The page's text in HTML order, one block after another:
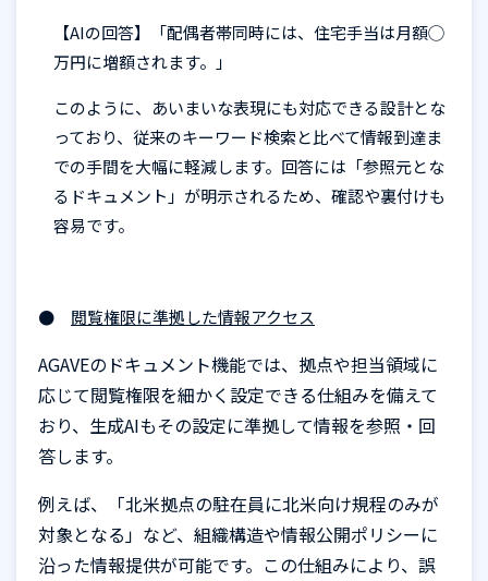
【AIの回答】「配偶者帯同時には、住宅手当は月額◯
万円に増額されます。」
このように、あいまいな表現にも対応できる設計とな
っており、従来のキーワード検索と比べて情報到達ま
での手間を大幅に軽減します。回答には「参照元とな
るドキュメント」が明示されるため、確認や裏付けも
容易です。
● 閲覧権限に準拠した情報アクセス
AGAVEのドキュメント機能では、拠点や担当領域に
応じて閲覧権限を細かく設定できる仕組みを備えて
おり、生成AIもその設定に準拠して情報を参照・回
答します。
例えば、「北米拠点の駐在員に北米向け規程のみが
対象となる」など、組織構造や情報公開ポリシーに
沿った情報提供が可能です。この仕組みにより、誤